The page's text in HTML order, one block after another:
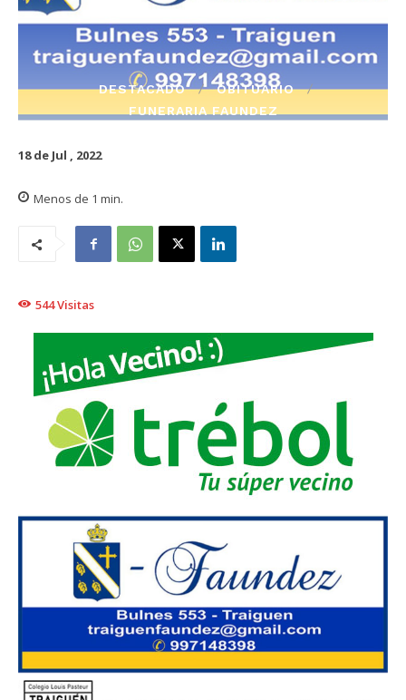
DESTACADO
OBITUARIO
FUNERARIA FAUNDEZ
18 de Jul , 2022
Menos de 1 min.
544Visitas